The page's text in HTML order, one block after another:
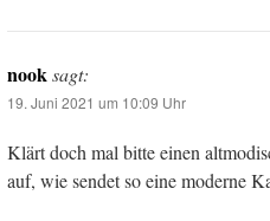
nooksagt:
19. Juni 2021 um 10:09 Uhr
Klärt doch mal bitte einen
auf, wie sendet so eine moderne